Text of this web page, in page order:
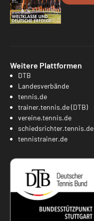
Weitere Plattformen
DTB
Landesverbände
tennis.de
trainer.tennis.de (DTB)
vereine.tennis.de
schiedsrichter.tennis.de
tennistrainer.de